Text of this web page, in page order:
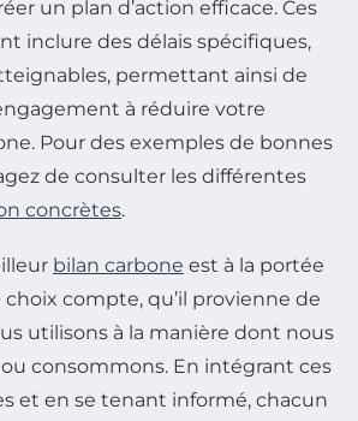
un plan d’action efficace. Ces
inclure des délais spécifiques,
permettant ainsi de
à réduire votre
Pour des exemples de bonnes
de consulter les différentes
concrètes.
bilan carbone est à la portée
compte, qu’il provienne de
utilisons à la manière dont nous
consommons. En intégrant ces
et en se tenant informé, chacun